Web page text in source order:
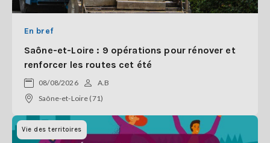
En bref
Saône-et-Loire : 9 opérations pour rénover et
renforcer les routes cet été
08/08/2026
A.B
Saône-et-Loire (71)
Vie des territoires